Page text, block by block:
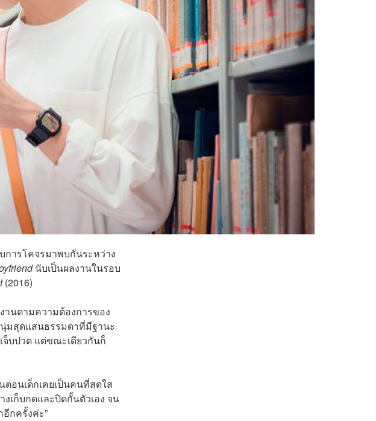
ารโคจรมาพบกันระหว่าง
นับเป็นผลงานในรอบ
(2016)
านตามความต้องการของ
มสุดแสนธรรมดาที่มีฐานะ
บปวด แต่ขณะเดียวกันก็
ตอนเด็กเคยเป็นคนที่สดใส
เก็บกดและปิดกั้นตัวเอง จน
กครั้งค่ะ”